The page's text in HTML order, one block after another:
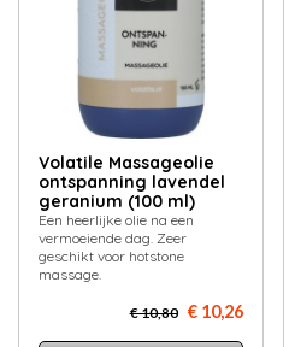
Volatile Massageolie
ontspanning lavendel
geranium (100 ml)
Een heerlijke olie na een
vermoeiende dag. Zeer
geschikt voor hotstone
massage.
€ 10,80 € 10,26